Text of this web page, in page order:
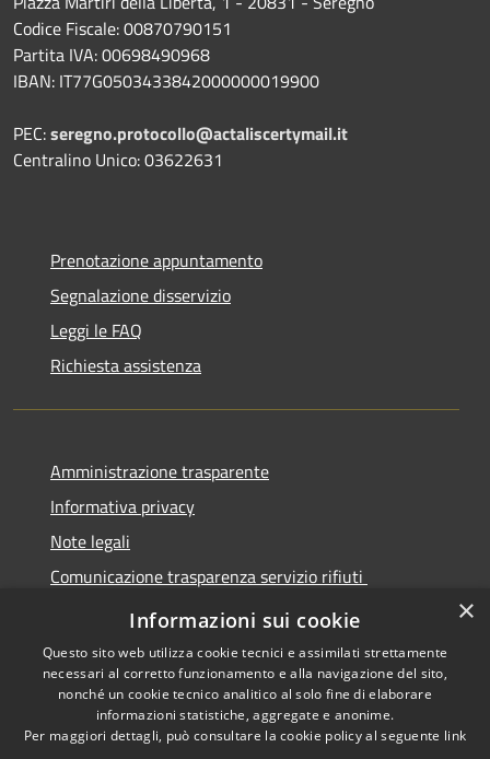
Codice Fiscale: 00870790151
Partita IVA: 00698490968
IBAN: IT77G0503433842000000019900
PEC:seregno.protocollo@actaliscertymail.it
Centralino Unico: 03622631
Prenotazione appuntamento
Segnalazione disservizio
Leggi le FAQ
Richiesta assistenza
Amministrazione trasparente
Informativa privacy
Note legali
Comunicazione trasparenza servizio rifiuti
Dichiarazione di accessibilità
Accessibilità
Copyright © 2026 • Città di
Seregno • Powered by
×
Informazioni sui cookie
Questo sito web utilizza cookie tecnici e assimilati strettamente
necessari al corretto funzionamento e alla navigazione del sito,
nonché un cookie tecnico analitico al solo fine di elaborare
informazioni statistiche, aggregate e anonime.
Per maggiori dettagli, può consultare la cookie policy al seguente link